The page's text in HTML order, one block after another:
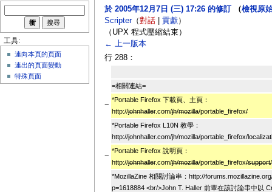
於 2005年12月7日 (三) 17:26 的修訂 （檢視原
Scripter（對話| 貢獻）
（UPX 程式壓縮結束）
← 上一版本
行 288：
=相關連結=
−
*Portable Firefox 下載頁、主頁：
http://johnhaller.com/jh/mozilla/portable_firefox/
*Portable Firefox L10N 教學：
http://johnhaller.com/jh/mozilla/portable_firefox/
−
*Portable Firefox 說明頁：
http://johnhaller.com/jh/mozilla/portable_firefox/support/
*MozillaZine 相關討論串：http://
p=1618884 <br/>John T. Haller 前輩在該討論串中以
工具:
連向本頁的頁面
連出的頁面變動
特殊頁面